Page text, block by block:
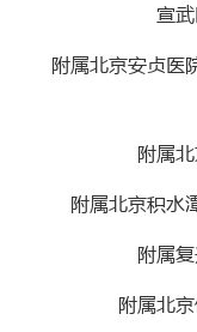
宣
附属北京安贞医
附属
附属北京积水
附属
附属北